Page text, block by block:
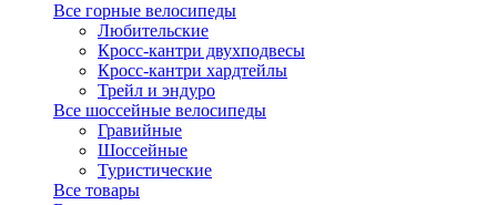
Все горные велосипеды
Любительские
Кросс-кантри двухподвесы
Кросс-кантри хардтейлы
Трейл и эндуро
Все шоссейные велосипеды
Гравийные
Шоссейные
Туристические
Все товары